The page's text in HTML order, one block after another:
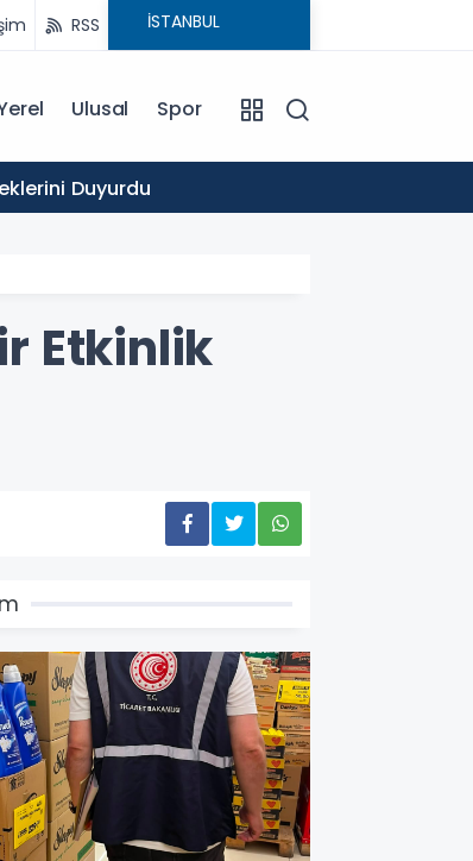
RSS
Ulusal Spor
Duyurdu
Etkinlik